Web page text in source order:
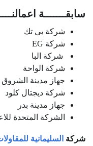
سابقـــــــة
شركة بى تك
شركة EG
شركة البا
شركة الواحة
جهاز مدينة الشروق
شركة ديجتال كلود
جهاز مدينة بدر
الشركة المتحدة
شركة السليمانية